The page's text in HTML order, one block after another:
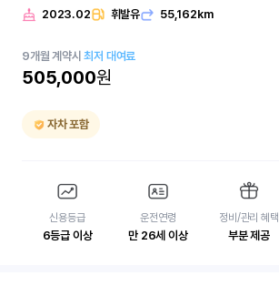
2023.02 휘발유 55,162km
9개월 계약시최저 대여료
505,000원
자차 포함
신용등급
6등급 이상
운전연령
만 26세 이상
정비/관리 혜택
부분 제공